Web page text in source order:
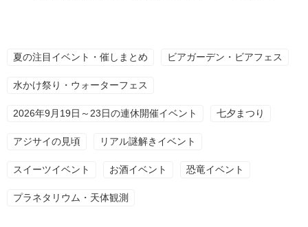
夏の注目イベント・催しまとめ ビアガーデン・ビアフェス
水かけ祭り・ウォーターフェス
2026年9月19日～23日の連休開催イベント 七夕まつり
アジサイの見頃 リアル謎解きイベント
スイーツイベント お酒イベント 恐竜イベント
プラネタリウム・天体観測